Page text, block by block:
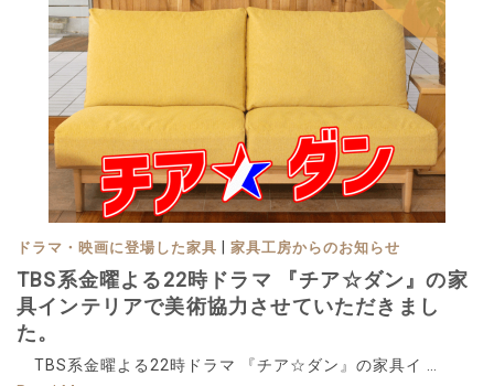
ドラマ・映画に登場した家具 家具工房からのお知らせ
TBS系金曜よる22時ドラマ 『チア☆ダン』の家
具インテリアで美術協力させていただきまし
た。
TBS系金曜よる22時ドラマ 『チア☆ダン』の家具イ …